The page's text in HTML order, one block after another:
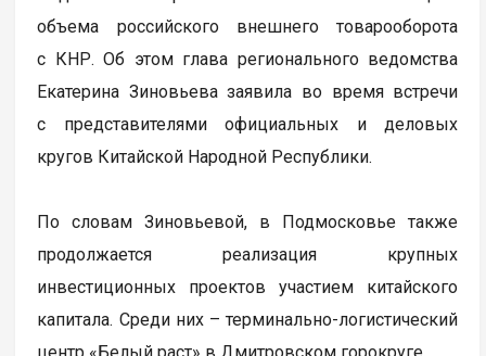
объема российского внешнего товарооборота
с КНР. Об этом глава регионального ведомства
Екатерина Зиновьева заявила во время встречи
с представителями официальных и деловых
кругов Китайской Народной Республики.
По словам Зиновьевой, в Подмосковье также
продолжается реализация крупных
инвестиционных проектов участием китайского
капитала. Среди них – терминально-логистический